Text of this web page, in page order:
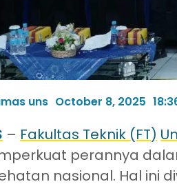
uns October 8, 2025
– Fakultas Teknik (FT)
perannya
nasional. Hal ini